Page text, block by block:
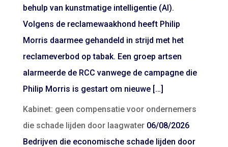
behulp van kunstmatige intelligentie (AI).
Volgens de reclamewaakhond heeft Philip
Morris daarmee gehandeld in strijd met het
reclameverbod op tabak. Een groep artsen
alarmeerde de RCC vanwege de campagne die
Philip Morris is gestart om nieuwe […]
Kabinet: geen compensatie voor ondernemers
die schade lijden door laagwater 06/08/2026
Bedrijven die economische schade lijden door